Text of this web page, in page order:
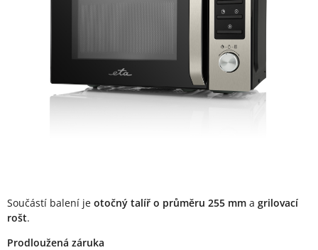
Součástí balení je otočný talíř o průměru 255 mm a grilovací
rošt.
Prodloužená záruka